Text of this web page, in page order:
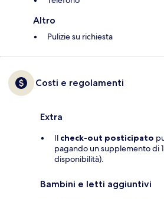
Altro
Pulizie su richiesta
Costi e regolamenti
Extra
Il check-out posticipato
pagando un supplemento di
disponibilità).
Bambini e letti aggiuntivi